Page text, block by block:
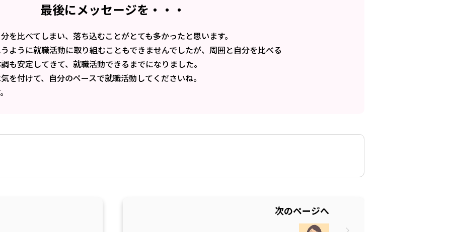
最後にメッセージを・・・
を比べてしまい、落ち込むことがとても多かったと思います。
ように就職活動に取り組むこともできませんでしたが、周囲と自分を比べる
も安定してきて、就職活動できるまでになりました。
を付けて、自分のペースで就職活動してくださいね。
次のページへ